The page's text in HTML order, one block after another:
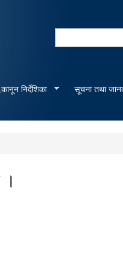
Search
निर्देशिका
सूचना तथा